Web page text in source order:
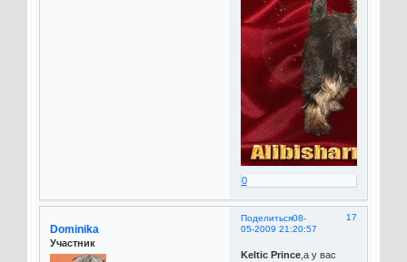
0
Поделиться 17
08-
05-2009 21:20:57
Dominika
Участник
Keltic Prince,а у вас